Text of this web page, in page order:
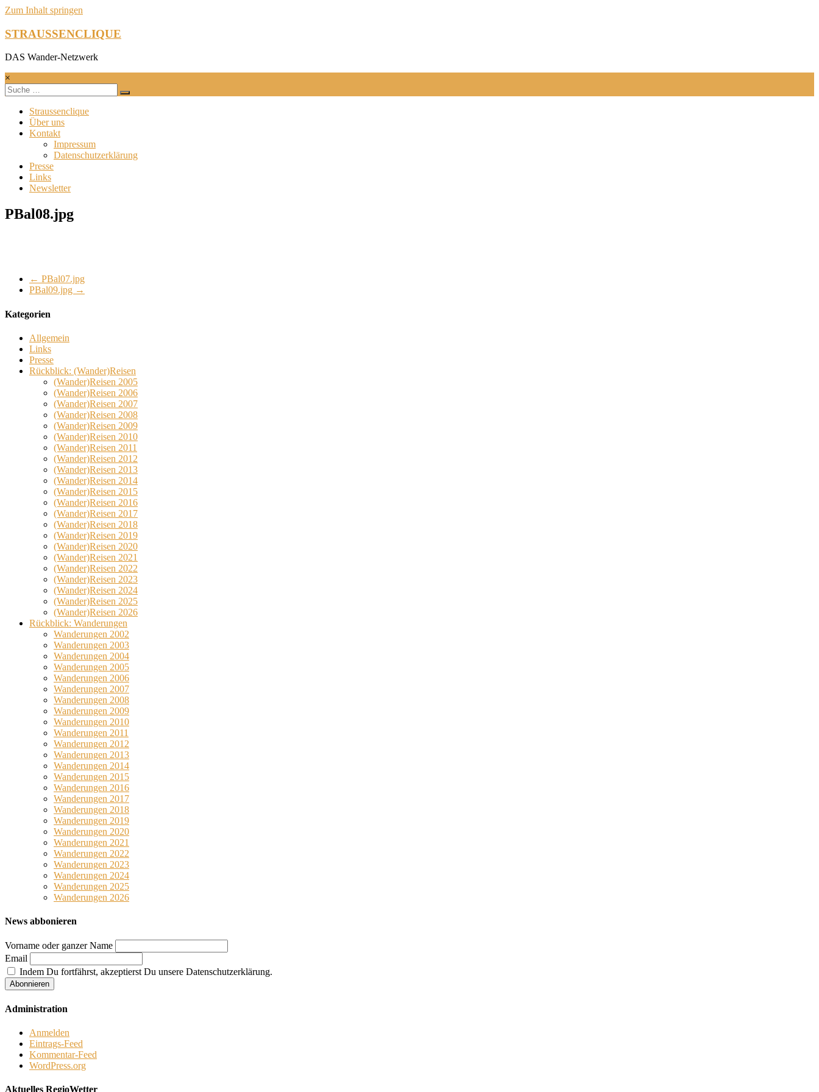
Zum Inhalt springen
STRAUSSENCLIQUE
DAS Wander-Netzwerk
×
Straussenclique
Über uns
Kontakt
Impressum
Datenschutzerklärung
Presse
Links
Newsletter
PBal08.jpg
← PBal07.jpg
PBal09.jpg →
Kategorien
Allgemein
Links
Presse
Rückblick: (Wander)Reisen
(Wander)Reisen 2005
(Wander)Reisen 2006
(Wander)Reisen 2007
(Wander)Reisen 2008
(Wander)Reisen 2009
(Wander)Reisen 2010
(Wander)Reisen 2011
(Wander)Reisen 2012
(Wander)Reisen 2013
(Wander)Reisen 2014
(Wander)Reisen 2015
(Wander)Reisen 2016
(Wander)Reisen 2017
(Wander)Reisen 2018
(Wander)Reisen 2019
(Wander)Reisen 2020
(Wander)Reisen 2021
(Wander)Reisen 2022
(Wander)Reisen 2023
(Wander)Reisen 2024
(Wander)Reisen 2025
(Wander)Reisen 2026
Rückblick: Wanderungen
Wanderungen 2002
Wanderungen 2003
Wanderungen 2004
Wanderungen 2005
Wanderungen 2006
Wanderungen 2007
Wanderungen 2008
Wanderungen 2009
Wanderungen 2010
Wanderungen 2011
Wanderungen 2012
Wanderungen 2013
Wanderungen 2014
Wanderungen 2015
Wanderungen 2016
Wanderungen 2017
Wanderungen 2018
Wanderungen 2019
Wanderungen 2020
Wanderungen 2021
Wanderungen 2022
Wanderungen 2023
Wanderungen 2024
Wanderungen 2025
Wanderungen 2026
News abbonieren
Vorname oder ganzer Name
Email
Indem Du fortfährst, akzeptierst Du unsere Datenschutzerklärung.
Administration
Anmelden
Eintrags-Feed
Kommentar-Feed
WordPress.org
Aktuelles RegioWetter